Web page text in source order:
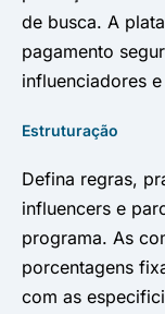
de busca. A
pagamento
influenciadores
Estruturação
Defina regras,
influencers e
programa. As
porcentagens
com as